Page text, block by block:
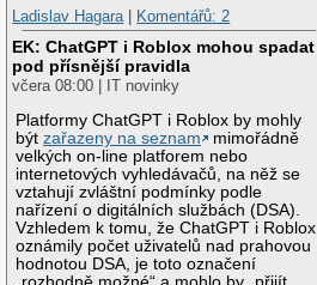
Ladislav Hagara
Komentářů: 2
EK: ChatGPT i Roblox mohou spadat
pod přísnější pravidla
včera 08:00 | IT novinky
Platformy ChatGPT i Roblox by mohly
býtzařazeny na seznam
mimořádně
velkých on-line platforem nebo
internetových vyhledávačů, na něž se
vztahují zvláštní podmínky podle
nařízení o digitálních službách (DSA).
Vzhledem k tomu, že ChatGPT i Roblox
oznámily počet uživatelů nad prahovou
hodnotou DSA, je toto označení